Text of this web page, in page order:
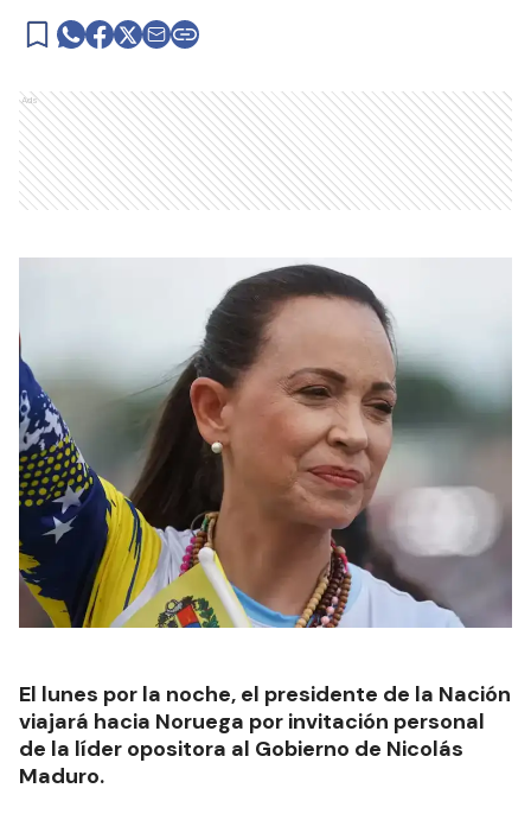
Ads
El lunes por la noche, el presidente de la Nación
viajará hacia Noruega por invitación personal
de la líder opositora al Gobierno de Nicolás
Maduro.